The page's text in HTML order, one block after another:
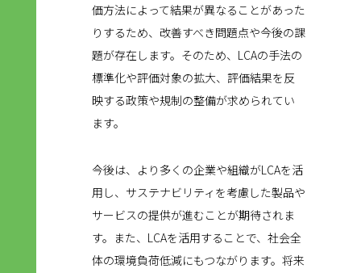
価方法によって結果が異なることがあった
りするため、改善すべき問題点や今後の課
題が存在します。そのため、LCAの手法の
標準化や評価対象の拡大、評価結果を反
映する政策や規制の整備が求められてい
ます。
今後は、より多くの企業や組織がLCAを活
用し、サステナビリティを考慮した製品や
サービスの提供が進むことが期待されま
す。また、LCAを活用することで、社会全
体の環境負荷低減にもつながります。将来